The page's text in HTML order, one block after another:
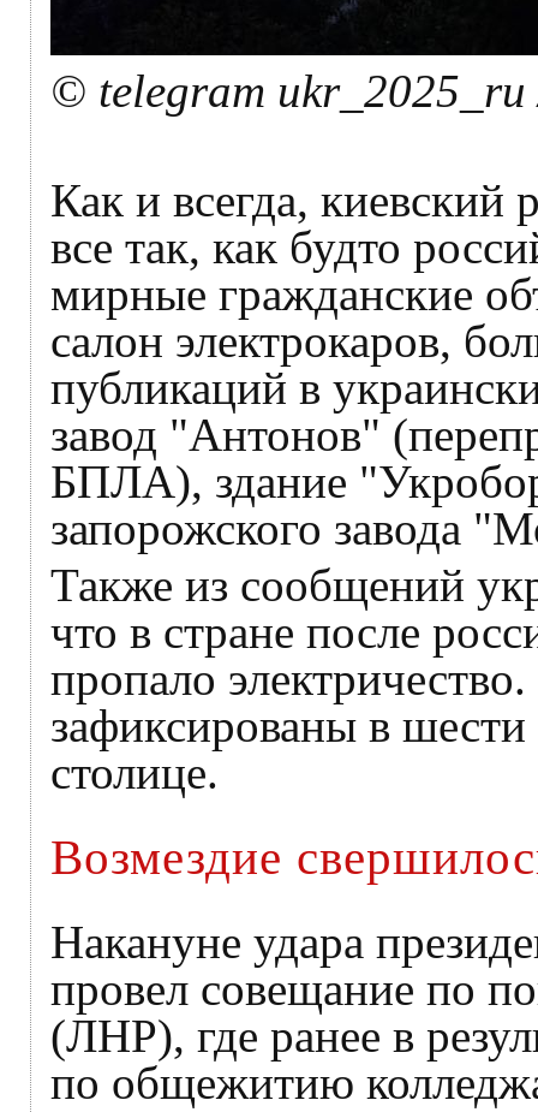
© telegram ukr_2025_ru
Как и всегда, киевский
все так, как будто
мирные гражданские
салон электрокаров,
публикаций в
завод "Антонов"
БПЛА), здание
запорожского завода
Также из сообщений
что в стране после
пропало
зафиксированы в
столице.
Возмездие
Накануне удара
провел совещание по
(ЛНР), где ранее в
по общежитию